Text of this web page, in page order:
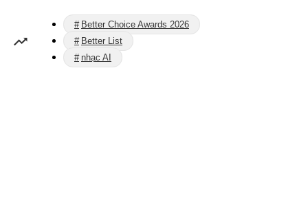
Better Choice Awards 2026
Better List
nhạc AI